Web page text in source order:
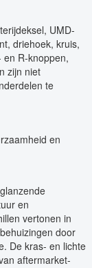
UMD-
driehoek, kruis,
en R-knoppen,
zijn niet
te
en
en
vertonen in
door
De kras- en lichte
aftermarket-